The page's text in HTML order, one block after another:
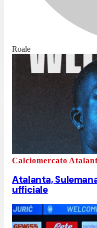
Roale
Calciomercato
Atalanta,
ufficiale